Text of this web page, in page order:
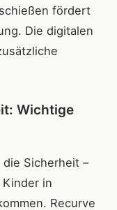
fördert
Die digitalen
Wichtige
Sicherheit –
in
Recurve